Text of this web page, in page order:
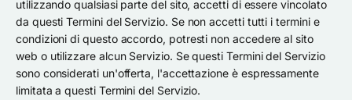
utilizzando qualsiasi parte del sito, accetti di essere vincolato
da questi Termini del Servizio. Se non accetti tutti i termini e
condizioni di questo accordo, potresti non accedere al sito
web o utilizzare alcun Servizio. Se questi Termini del Servizio
sono considerati un'offerta, l'accettazione è espressamente
limitata a questi Termini del Servizio.